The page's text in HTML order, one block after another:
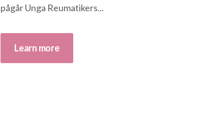
pågår Unga Reumatikers...
Learn more